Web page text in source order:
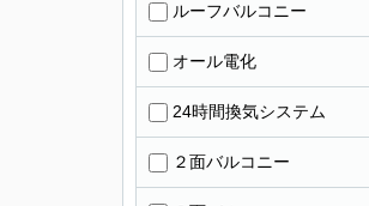
ルーフバルコニー
オール電化
24時間換気システム
２面バルコニー